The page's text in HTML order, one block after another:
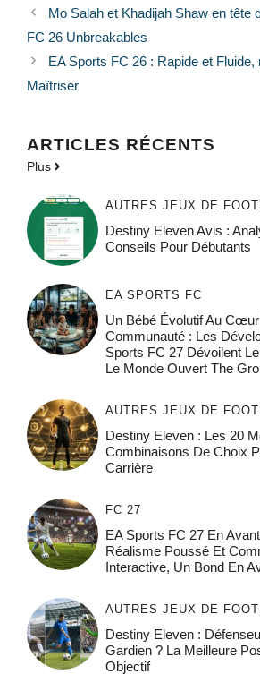
Mo Salah et Khadijah Shaw en tête
FC 26 Unbreakables
EA Sports FC 26 : Rapide et
Maîtriser
ARTICLES RÉCENTS
Plus
AUTRES JEUX DE
Destiny Eleven Avis :
Conseils Pour Débutants
EA SPORTS FC
Un Bébé Évolutif Au
Communauté : Les
Sports FC 27 Dévoilent
Le Monde Ouvert The
AUTRES JEUX DE
Destiny Eleven : Les 20
Combinaisons De Choix
Carrière
FC 27
EA Sports FC 27 En
Réalisme Poussé Et
Interactive, Un Bond En
AUTRES JEUX DE
Destiny Eleven :
Gardien ? La Meilleure
Objectif